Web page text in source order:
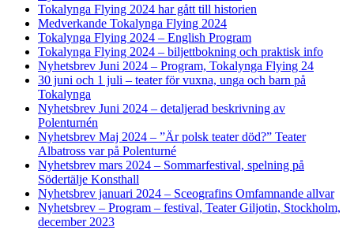
Tokalynga Flying 2024 har gått till historien
Medverkande Tokalynga Flying 2024
Tokalynga Flying 2024 – English Program
Tokalynga Flying 2024 – biljettbokning och praktisk info
Nyhetsbrev Juni 2024 – Program, Tokalynga Flying 24
30 juni och 1 juli – teater för vuxna, unga och barn på
Tokalynga
Nyhetsbrev Juni 2024 – detaljerad beskrivning av
Polenturnén
Nyhetsbrev Maj 2024 – ”Är polsk teater död?” Teater
Albatross var på Polenturné
Nyhetsbrev mars 2024 – Sommarfestival, spelning på
Södertälje Konsthall
Nyhetsbrev januari 2024 – Sceografins Omfamnande allvar
Nyhetsbrev – Program – festival, Teater Giljotin, Stockholm,
december 2023